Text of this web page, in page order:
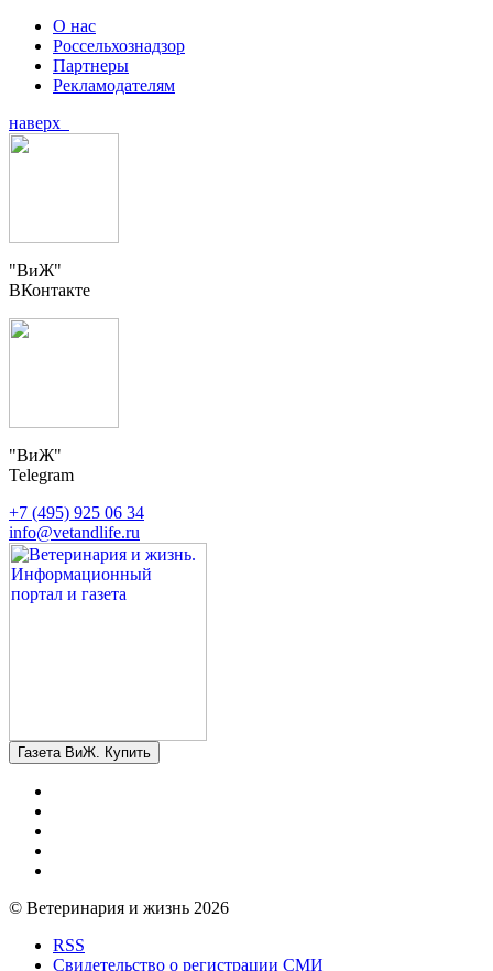
О нас
Россельхознадзор
Партнеры
Рекламодателям
наверх
"ВиЖ"
ВКонтакте
"ВиЖ"
Telegram
+7 (495) 925 06 34
info@vetandlife.ru
Газета ВиЖ. Купить
© Ветеринария и жизнь 2026
RSS
Свидетельство о регистрации СМИ